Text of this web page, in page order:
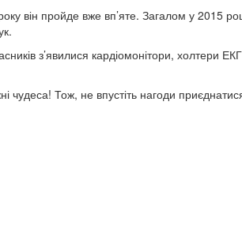
він пройде вже вп’яте. Загалом у 2015
з’явилися кардіомонітори, холтери
чудеса! Тож, не впустіть нагоди